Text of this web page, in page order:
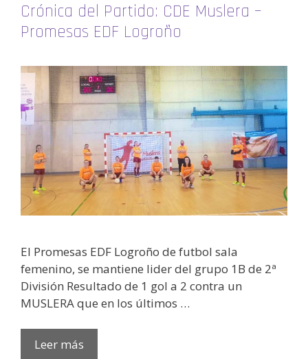
Crónica del Partido: CDE Muslera –
Promesas EDF Logroño
El Promesas EDF Logroño de futbol sala
femenino, se mantiene lider del grupo 1B de 2ª
División Resultado de 1 gol a 2 contra un
MUSLERA que en los últimos …
Leer más